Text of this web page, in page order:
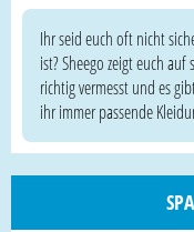
Ihr seid euch oft nicht
ist? Sheego zeigt euch
richtig vermesst und es
ihr immer passende